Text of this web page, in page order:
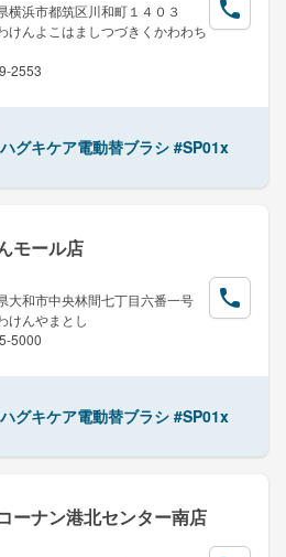
横浜市都筑区川和町１４０３
けんよこはましつづきくかわわち
2553
グキケア電動替ブラシ #SP01x
モール店
大和市中央林間七丁目六番一号
けんやまとし
5000
グキケア電動替ブラシ #SP01x
ーナン港北センター南店